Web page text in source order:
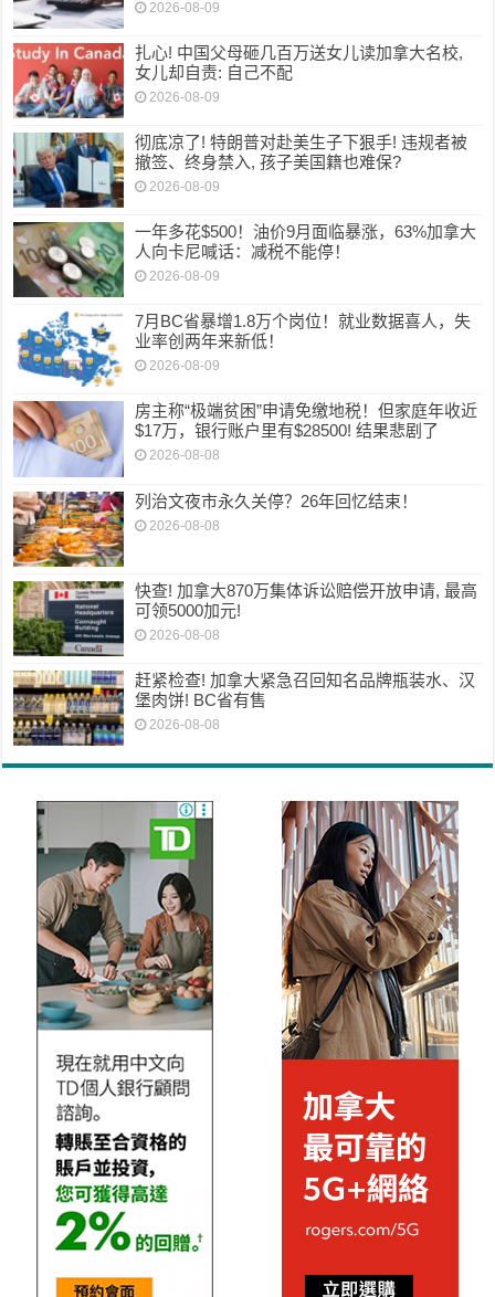
2026-08-09
扎心! 中国父母砸几百万送女儿读加拿大名校,
女儿却自责: 自己不配
2026-08-09
彻底凉了! 特朗普对赴美生子下狠手! 违规者被
撤签、终身禁入, 孩子美国籍也难保?
2026-08-09
一年多花$500！油价9月面临暴涨，63%加拿大
人向卡尼喊话：减税不能停！
2026-08-09
7月BC省暴增1.8万个岗位！就业数据喜人，失
业率创两年来新低！
2026-08-09
房主称“极端贫困”申请免缴地税！但家庭年收近
$17万，银行账户里有$28500! 结果悲剧了
2026-08-08
列治文夜市永久关停？26年回忆结束！
2026-08-08
快查! 加拿大870万集体诉讼赔偿开放申请, 最高
可领5000加元!
2026-08-08
赶紧检查! 加拿大紧急召回知名品牌瓶装水、汉
堡肉饼! BC省有售
2026-08-08